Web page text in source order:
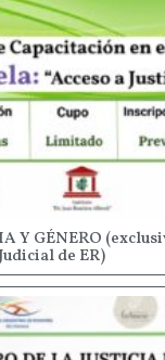
Y GÉNERO
de ER)